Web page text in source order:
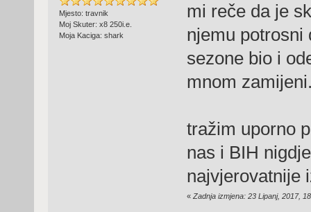
Mjesto: travnik
Moj Skuter: x8 250i.e.
Moja Kaciga: shark
mi reče da je
njemu potrosni
sezone bio i
mnom
tražim uporno
nas i BIH
najvjerovatnije
« Zadnja izmjena: 23 Lipanj, 2017,